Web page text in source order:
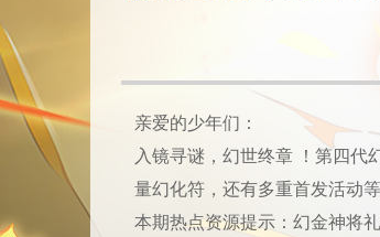
亲爱的少年们：
入镜寻谜，幻世终章 ！第四代
量幻化符，还有多重首发活动
本期热点资源提示：幻金神将